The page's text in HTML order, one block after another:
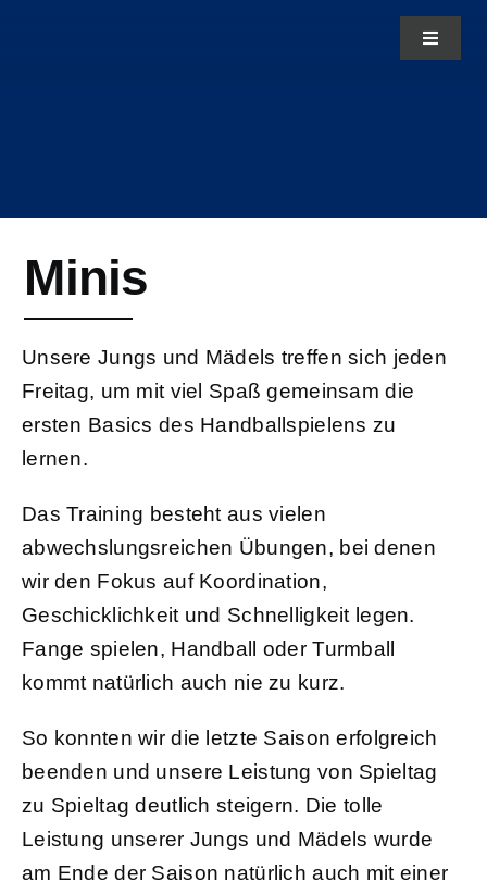
Toggle
Minis
Unsere Jungs und Mädels treffen sich jeden
Freitag, um mit viel Spaß gemeinsam die
ersten Basics des Handballspielens zu
lernen.
Das Training besteht aus vielen
abwechslungsreichen Übungen, bei denen
wir den Fokus auf Koordination,
Geschicklichkeit und Schnelligkeit legen.
Fange spielen, Handball oder Turmball
kommt natürlich auch nie zu kurz.
So konnten wir die letzte Saison erfolgreich
beenden und unsere Leistung von Spieltag
zu Spieltag deutlich steigern. Die tolle
Leistung unserer Jungs und Mädels wurde
am Ende der Saison natürlich auch mit einer